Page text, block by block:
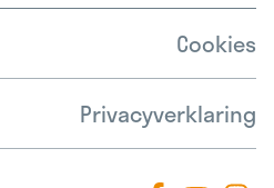
Cookies
Privacyverklaring